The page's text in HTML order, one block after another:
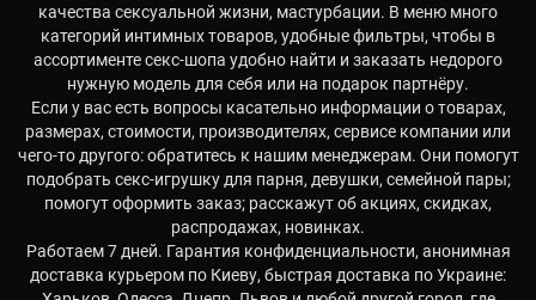
качества сексуальной жизни, мастурбации. В меню много
категорий интимных товаров, удобные фильтры, чтобы в
ассортименте секс-шопа удобно найти и заказать недорого
нужную модель для себя или на подарок партнёру.
Если у вас есть вопросы касательно информации о товарах,
размерах, стоимости, производителях, сервисе компании или
чего-то другого: обратитесь к нашим менеджерам. Они помогут
подобрать секс-игрушку для парня, девушки, семейной пары;
помогут оформить заказ; расскажут об акциях, скидках,
распродажах, новинках.
Работаем 7 дней. Гарантия конфиденциальности, анонимная
доставка курьером по Киеву, быстрая доставка по Украине: